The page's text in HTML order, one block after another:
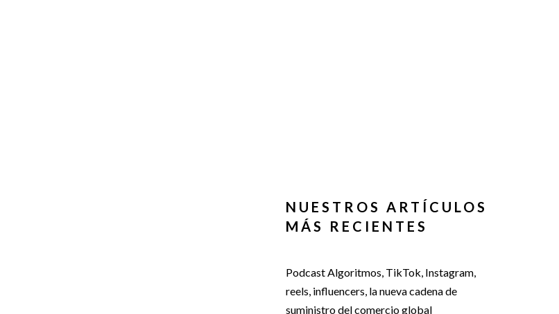
NUESTROS ARTÍCULOS
MÁS RECIENTES
Podcast Algoritmos, TikTok, Instagram,
reels, influencers, la nueva cadena de
suministro del comercio global